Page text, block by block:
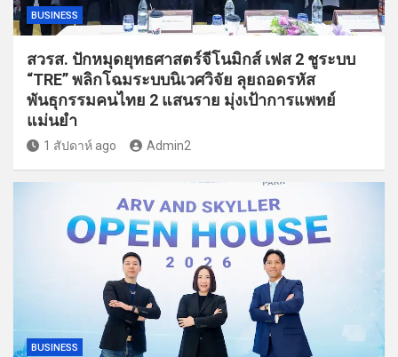
BUSINESS
สวรส. ปักหมุดยุทธศาสตร์จีโนมิกส์ เฟส 2 ชูระบบ
“TRE” พลิกโฉมระบบนิเวศวิจัย ลุยถอดรหัส
พันธุกรรมคนไทย 2 แสนราย มุ่งเป้าการแพทย์
แม่นยำ
1 สัปดาห์ ago Admin2
BUSINESS